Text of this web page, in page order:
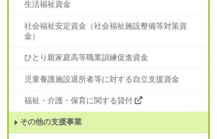
生活福祉資金
社会福祉安定資金（社会福祉施設整備等対策資
金）
ひとり親家庭高等職業訓練促進資金
児童養護施設退所者等に対する自立支援資金
福祉・介護・保育に関する貸付
その他の支援事業